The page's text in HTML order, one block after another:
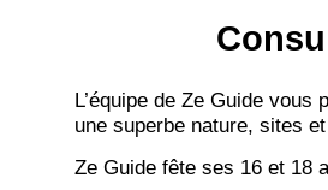
L’équipe de Ze Guide
une superbe nature, sites
Ze Guide fête ses 16 et 18